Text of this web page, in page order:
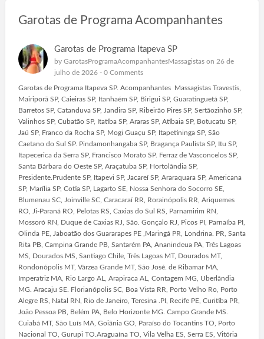
Garotas de Programa Acompanhantes
Garotas de Programa Itapeva SP
by GarotasProgramaAcompanhantesMassagistason 26 de
julho de 2026 - 0 Comments
Garotas de Programa Itapeva SP. Acompanhantes Massagistas Travestis,
Mairiporã SP, Caieiras SP, Itanhaém SP, Birigui SP, Guaratinguetá SP,
Barretos SP, Catanduva SP, Jandira SP, Ribeirão Pires SP, Sertãozinho SP,
Valinhos SP, Cubatão SP, Itatiba SP, Araras SP, Atibaia SP, Botucatu SP,
Jaú SP, Franco da Rocha SP, Mogi Guaçu SP, Itapetininga SP, São
Caetano do Sul SP. Pindamonhangaba SP, Bragança Paulista SP, Itu SP,
Itapecerica da Serra SP, Francisco Morato SP. Ferraz de Vasconcelos SP,
Santa Bárbara do Oeste SP, Araçatuba SP, Hortolândia SP,
Presidente.Prudente SP, Itapevi SP, Jacareí SP, Araraquara SP, Americana
SP, Marília SP, Cotia SP, Lagarto SE, Nossa Senhora do Socorro SE,
Blumenau SC, Joinville SC, Caracaraí RR, Rorainópolis RR, Ariquemes
RO, Ji-Paraná RO, Pelotas RS, Caxias do Sul RS, Parnamirim RN,
Mossoró RN, Duque de Caxias RJ, São. Gonçalo RJ, Picos PI, Parnaíba PI,
Olinda PE, Jaboatão dos Guararapes PE ,Maringá PR, Londrina. PR, Santa
Rita PB, Campina Grande PB, Santarém PA, Ananindeua PA, Três Lagoas
MS, Dourados.MS, Santiago Chile, Três Lagoas MT, Dourados MT,
Rondonópolis MT, Várzea Grande MT, São José. de Ribamar MA,
Imperatriz MA, Rio Largo AL, Arapiraca AL, Contagem MG, Uberlândia
MG. Aracaju SE. Florianópolis SC, Boa Vista RR, Porto Velho Ro, Porto
Alegre RS, Natal RN, Rio de Janeiro, Teresina .PI, Recife PE, Curitiba PR,
João Pessoa PB, Belém PA, Belo Horizonte MG. Campo Grande MS.
Cuiabá MT, São Luís MA, Goiânia GO, Paraíso do Tocantins TO, Porto
Nacional TO, Gurupi TO.Araguaína TO, Vila Velha ES, Serra ES, Vitória